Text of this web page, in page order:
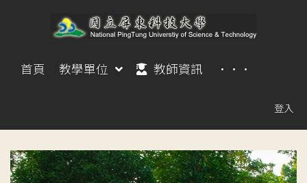
首頁 教學單位 教師資訊 ···
登入